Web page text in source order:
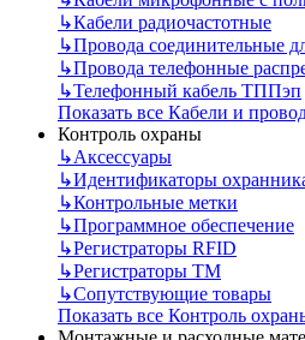
↳Кабели радиочастотные
↳Провода соединительные
↳Провода телефонные
↳Телефонный кабель ТППэп
Показать все Кабели и
Контроль охраны
↳Аксессуары
↳Идентификаторы
↳Контрольные метки
↳Программное обеспечение
↳Регистраторы RFID
↳Регистраторы ТМ
↳Сопутствующие товары
Показать все Контроль